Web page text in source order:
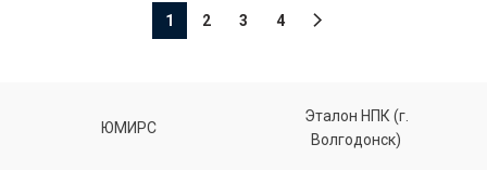
1 2 3 4
ЮМИРС
Эталон НПК (г.
Волгодонск)